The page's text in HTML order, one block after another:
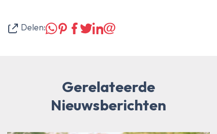
Delen:
Gerelateerde
Nieuwsberichten